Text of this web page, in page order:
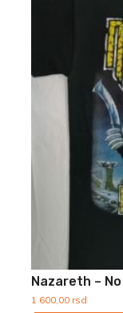
Nazareth –
1 600,00 rsd